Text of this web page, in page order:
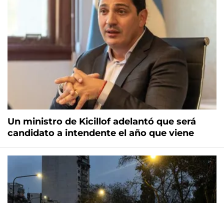
Un ministro de Kicillof adelantó que será
candidato a intendente el año que viene